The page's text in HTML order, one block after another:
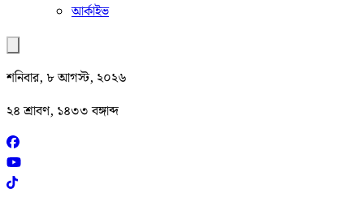
আর্কাইভ
শনিবার, ৮ আগস্ট, ২০২৬
২৪ শ্রাবণ, ১৪৩৩ বঙ্গাব্দ